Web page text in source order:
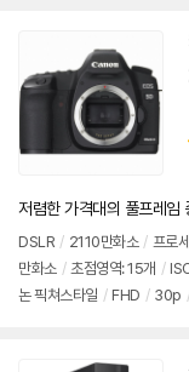
저렴한 가격대의 풀프레임
DSLR / 2110만화소 / 프로
만화소 / 초점영역: 15개 /
논 픽쳐스타일 / FHD / 30p /